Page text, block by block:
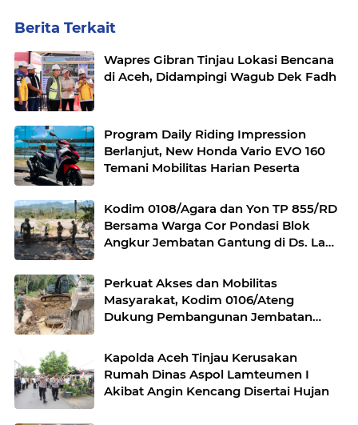
Berita Terkait
Wapres Gibran Tinjau Lokasi Bencana
di Aceh, Didampingi Wagub Dek Fadh
Program Daily Riding Impression
Berlanjut, New Honda Vario EVO 160
Temani Mobilitas Harian Peserta
Kodim 0108/Agara dan Yon TP 855/RD
Bersama Warga Cor Pondasi Blok
Angkur Jembatan Gantung di Ds. Lawe
Perkuat Akses dan Mobilitas
Masyarakat, Kodim 0106/Ateng
Dukung Pembangunan Jembatan
Kapolda Aceh Tinjau Kerusakan
Rumah Dinas Aspol Lamteumen I
Akibat Angin Kencang Disertai Hujan